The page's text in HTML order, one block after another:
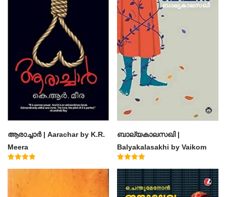
ആരാച്ചാര്‍ | Aarachar by K.R.
Meera
ബാല്യകാലസഖി |
Balyakalasakhi by Vaikom
Muhammad Basheer
4.60
out of 5